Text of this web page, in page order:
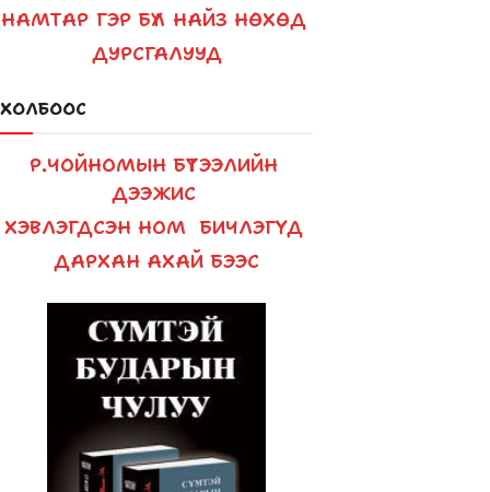
НАМТАР ГЭР БҮЛ НАЙЗ НӨХӨД
ДУРСГАЛУУД
ХОЛБООС
Р.ЧОЙНОМЫН БҮТЭЭЛИЙН
ДЭЭЖИС
ХЭВЛЭГДСЭН НОМ БИЧЛЭГҮҮД
ДАРХАН АХАЙ БЭЭС